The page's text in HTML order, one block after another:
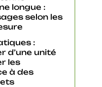
longue :
selon les
:
d’une unité
les
à des